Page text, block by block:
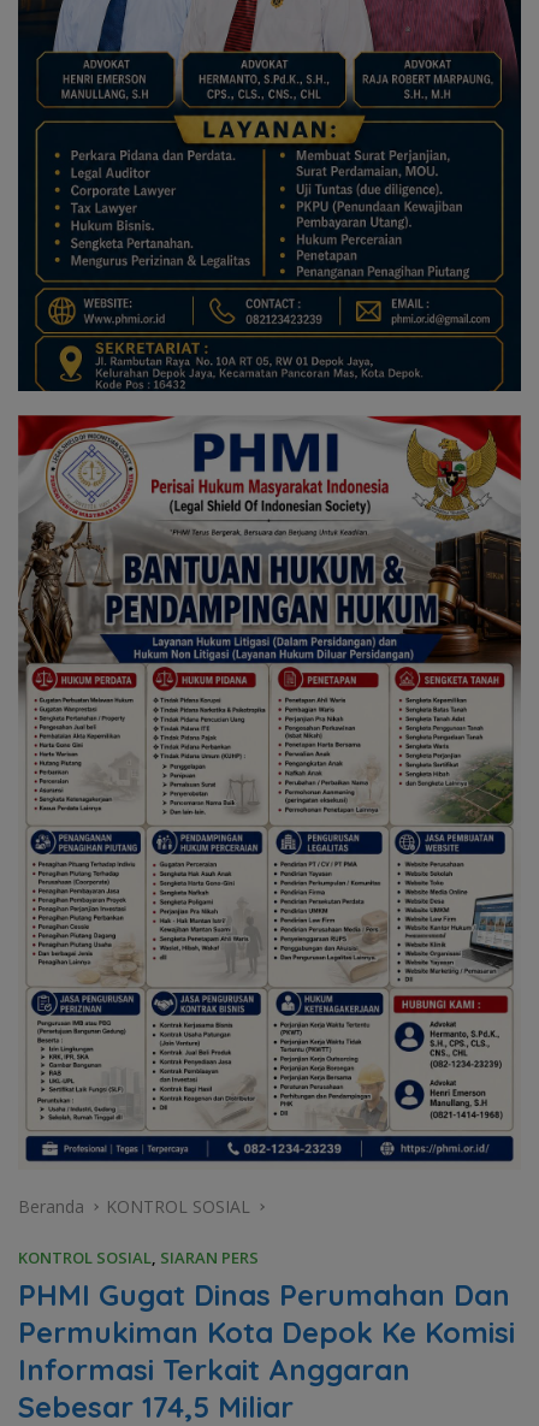
Beranda KONTROL SOSIAL
KONTROL SOSIAL, SIARAN PERS
PHMI Gugat Dinas Perumahan Dan
Permukiman Kota Depok Ke Komisi
Informasi Terkait Anggaran
Sebesar 174,5 Miliar